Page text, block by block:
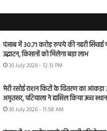
पंजाब में 30.71 करोड़ रुपये की नहरी सिंचाई
उद्घाटन, किसानों को मिलेगा बड़ा लाभ
30 July 2026 - 12:13 PM
मेरी रसोई राशन किटों के वितरण का आंकड़ा
अमृतसर, पटियाला ने हासिल किया उच्च स्थान
30 July 2026 - 11:58 AM